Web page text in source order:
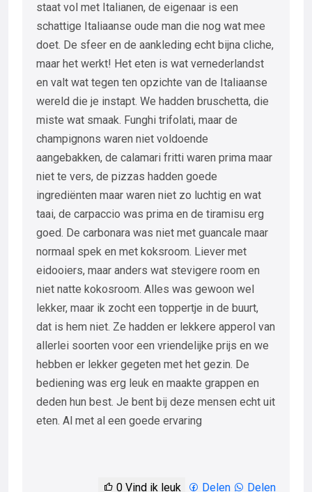
staat vol met Italianen, de eigenaar is een
schattige Italiaanse oude man die nog wat mee
doet. De sfeer en de aankleding echt bijna cliche,
maar het werkt! Het eten is wat vernederlandst
en valt wat tegen ten opzichte van de Italiaanse
wereld die je instapt. We hadden bruschetta, die
miste wat smaak. Funghi trifolati, maar de
champignons waren niet voldoende
aangebakken, de calamari fritti waren prima maar
niet te vers, de pizzas hadden goede
ingrediënten maar waren niet zo luchtig en wat
taai, de carpaccio was prima en de tiramisu erg
goed. De carbonara was niet met guancale maar
normaal spek en met koksroom. Liever met
eidooiers, maar anders wat stevigere room en
niet natte kokosroom. Alles was gewoon wel
lekker, maar ik zocht een toppertje in de buurt,
dat is hem niet. Ze hadden er lekkere apperol van
allerlei soorten voor een vriendelijke prijs en we
hebben er lekker gegeten met het gezin. De
bediening was erg leuk en maakte grappen en
deden hun best. Je bent bij deze mensen echt uit
eten. Al met al een goede ervaring
0 Vind ik leuk Delen Delen